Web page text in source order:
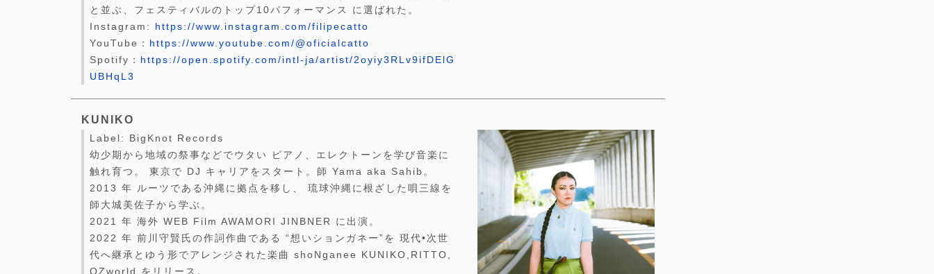
と並ぶ、フェスティバルのトップ10パフォーマンス に選ばれた。
Instagram: https://www.instagram.com/filipecatto
YouTube： https://www.youtube.com/@oficialcatto
Spotify： https://open.spotify.com/intl-ja/artist/2oyiy3RLv9ifDElG
UBHqL3
KUNIKO
Label: BigKnot Records
幼少期から地域の祭事などでウタい ピアノ、エレクトーンを学び音楽に
触れ育つ。 東京で DJ キャリアをスタート。師 Yama aka Sahib。
2013 年 ルーツである沖縄に拠点を移し、 琉球沖縄に根ざした唄三線を
師大城美佐子から学ぶ。
2021 年 海外 WEB Film AWAMORI JINBNER に出演。
2022 年 前川守賢氏の作詞作曲である “想いションガネー”を 現代•次世
代へ継承とゆう形でアレンジされた楽曲 shoNganee KUNIKO,RITTO,
OZworld をリリース。